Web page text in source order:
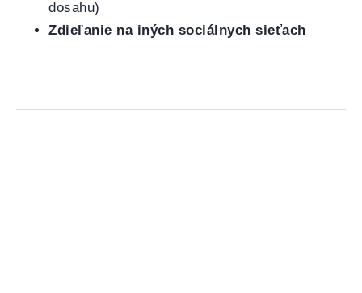
dosahu)
Zdieľanie na iných sociálnych sieťach